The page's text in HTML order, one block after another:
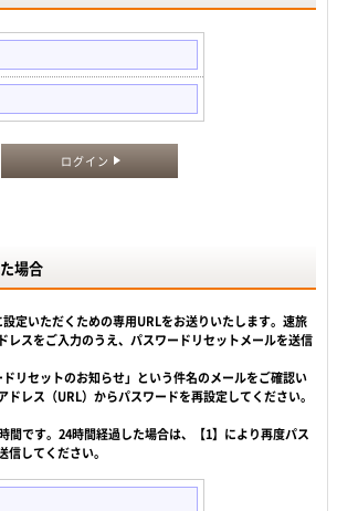
ログイン
場合
設定いただくための専用URLをお送りいたします。速旅
レスをご入力のうえ、パスワードリセットメールを送信
ドリセットのお知らせ」という件名のメールをご確認い
ドレス（URL）からパスワードを再設定してください。
間です。24時間経過した場合は、【1】により再度パス
してください。